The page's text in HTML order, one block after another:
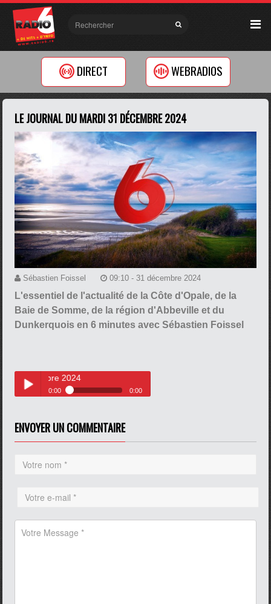
DIRECT WEBRADIOS
LE JOURNAL DU MARDI 31 DÉCEMBRE 2024
Sébastien Foissel 09:10 - 31 décembre 2024
L'essentiel de l'actualité de la Côte d'Opale, de la
Baie de Somme, de la région d'Abbeville et du
Dunkerquois en 6 minutes avec Sébastien Foissel
décembre 2024
0:00 0:00
ENVOYER UN COMMENTAIRE